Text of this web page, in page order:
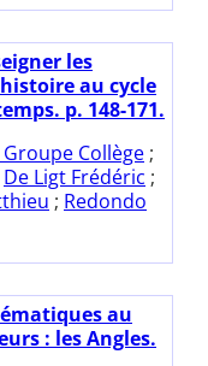
les
au cycle
p. 148-171.
Collège ;
De Ligt Frédéric ;
; Redondo
au
: les Angles.